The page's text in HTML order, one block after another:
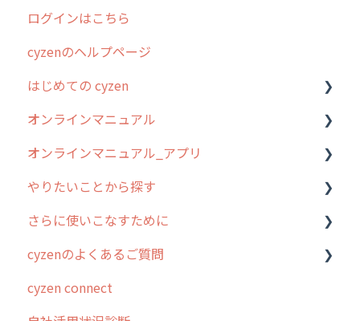
ログインはこちら
cyzenのヘルプページ
はじめての cyzen
0. はじめてのcyzenの使い方
1. cyzenについて知ろう
2. 主要機能の概要
3. cyzenの位置情報取得について
4. cyzen利用前の準備：システム管理者編
5. 基本的な使い方：システム管理者編
オンラインマニュアル
管理サイトの使い始め
ユーザー・グループ管理
行動管理
予定管理
スポット
オンラインマニュアル_アプリ
アプリの使い始め
ホーム画面
スポット
報告閲覧
やりたいことから探す
行動管理
勤怠管理
予定管理
さらに使いこなすために
はじめに
スポット・ステータス関連オプション
cyzenのよくあるご質問
ログインについて
cyzen connect